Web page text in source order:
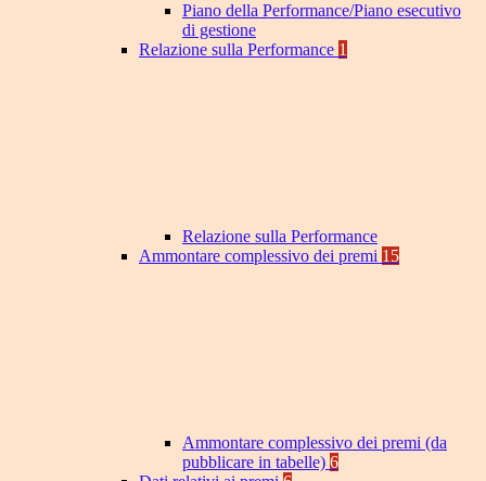
Piano della Performance/Piano esecutivo
di gestione
Relazione sulla Performance 1
Relazione sulla Performance
Ammontare complessivo dei premi 15
Ammontare complessivo dei premi (da
pubblicare in tabelle) 6